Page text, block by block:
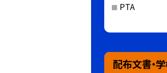
PTA
配布文書・